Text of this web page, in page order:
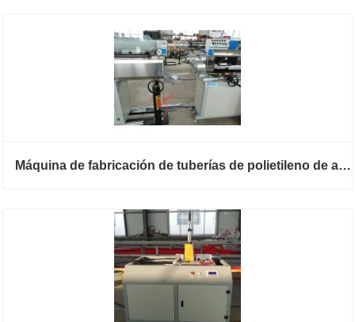
Máquina de fabricación de tuberías de polietileno de alta densidad